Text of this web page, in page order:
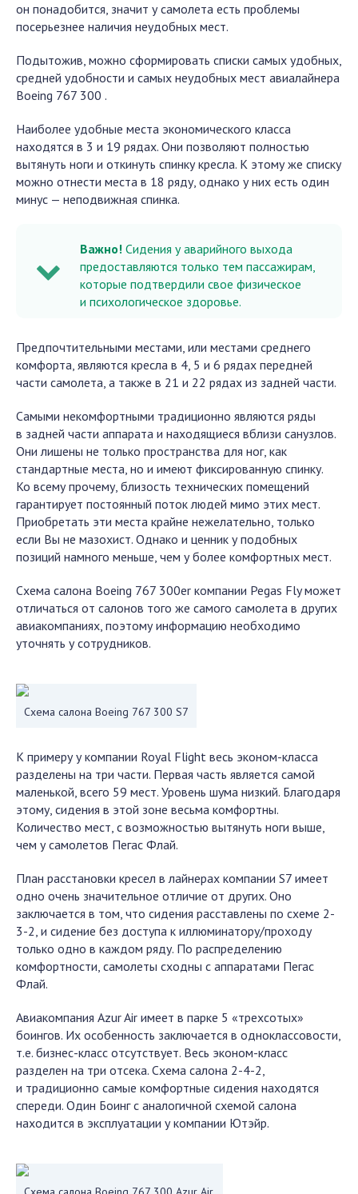
он понадобится, значит у самолета есть проблемы
посерьезнее наличия неудобных мест.
Подытожив, можно сформировать списки самых удобных,
средней удобности и самых неудобных мест авиалайнера
Boeing 767 300 .
Наиболее удобные места экономического класса
находятся в 3 и 19 рядах. Они позволяют полностью
вытянуть ноги и откинуть спинку кресла. К этому же списку
можно отнести места в 18 ряду, однако у них есть один
минус — неподвижная спинка.
Важно! Сидения у аварийного выхода
предоставляются только тем пассажирам,
которые подтвердили свое физическое
и психологическое здоровье.
Предпочтительными местами, или местами среднего
комфорта, являются кресла в 4, 5 и 6 рядах передней
части самолета, а также в 21 и 22 рядах из задней части.
Самыми некомфортными традиционно являются ряды
в задней части аппарата и находящиеся вблизи санузлов.
Они лишены не только пространства для ног, как
стандартные места, но и имеют фиксированную спинку.
Ко всему прочему, близость технических помещений
гарантирует постоянный поток людей мимо этих мест.
Приобретать эти места крайне нежелательно, только
если Вы не мазохист. Однако и ценник у подобных
позиций намного меньше, чем у более комфортных мест.
Схема салона Boeing 767 300er компании Pegas Fly может
отличаться от салонов того же самого самолета в других
авиакомпаниях, поэтому информацию необходимо
уточнять у сотрудников.
Схема салона Boeing 767 300 S7
К примеру у компании Royal Flight весь эконом-класса
разделены на три части. Первая часть является самой
маленькой, всего 59 мест. Уровень шума низкий. Благодаря
этому, сидения в этой зоне весьма комфортны.
Количество мест, с возможностью вытянуть ноги выше,
чем у самолетов Пегас Флай.
План расстановки кресел в лайнерах компании S7 имеет
одно очень значительное отличие от других. Оно
заключается в том, что сидения расставлены по схеме 2-
3-2, и сидение без доступа к иллюминатору/проходу
только одно в каждом ряду. По распределению
комфортности, самолеты сходны с аппаратами Пегас
Флай.
Авиакомпания Azur Air имеет в парке 5 «трехсотых»
боингов. Их особенность заключается в одноклассовости,
т.е. бизнес-класс отсутствует. Весь эконом-класс
разделен на три отсека. Схема салона 2-4-2,
и традиционно самые комфортные сидения находятся
спереди. Один Боинг с аналогичной схемой салона
находится в эксплуатации у компании Ютэйр.